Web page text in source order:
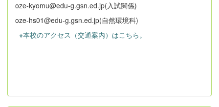
oze-kyomu@edu-g.gsn.ed.jp(入試関係)
oze-hs01@edu-g.gsn.ed.jp(自然環境科)
※本校のアクセス（交通案内）はこちら。